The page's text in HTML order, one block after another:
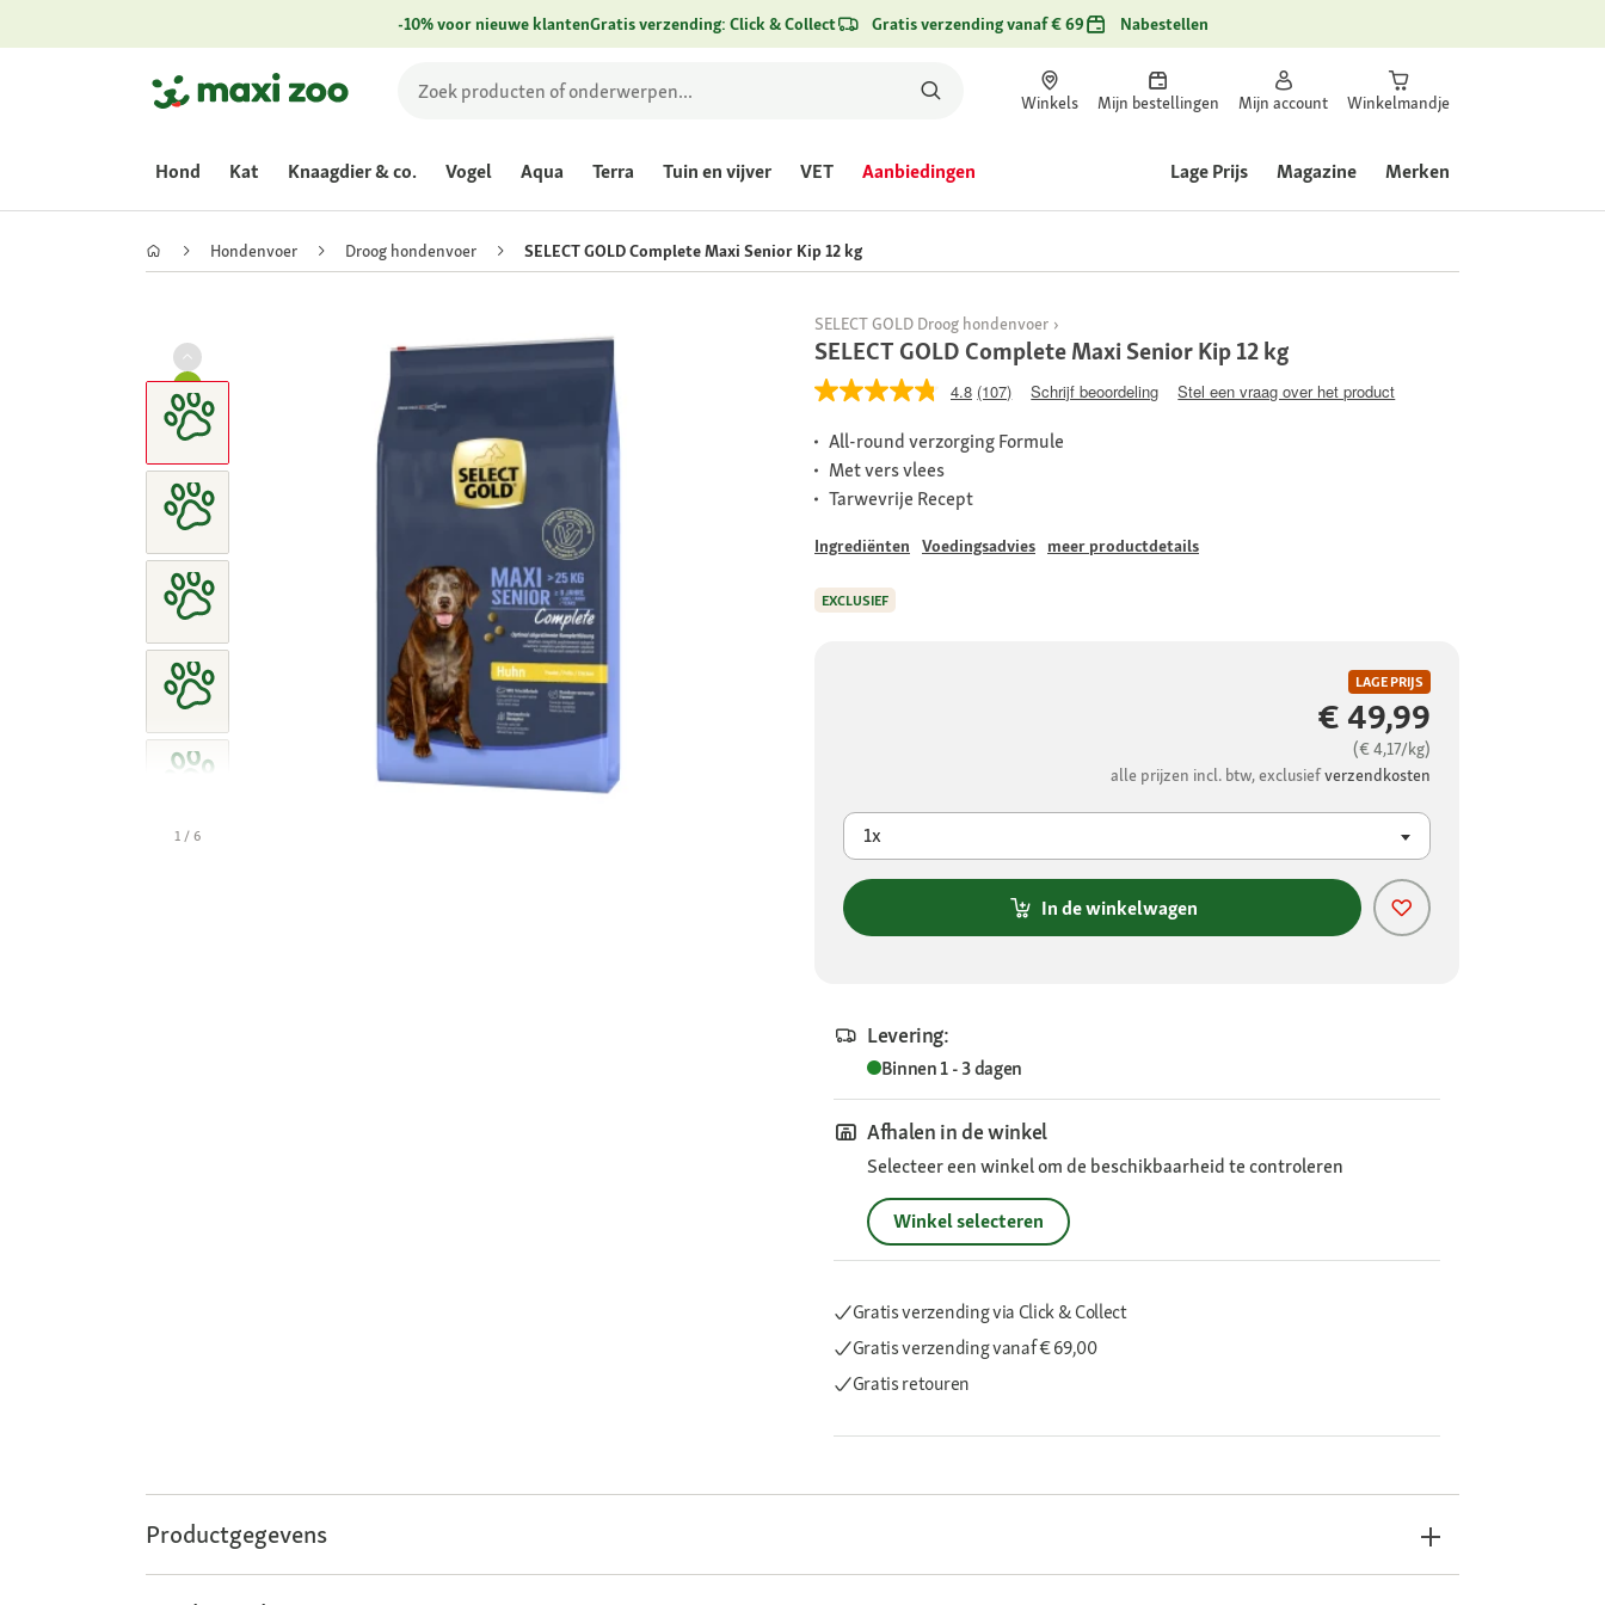
-10% voor nieuwe klantenGratis verzending: Click & Collect Gratis verzending vanaf € 69 Nabestellen
Winkels Mijn bestellingen Mijn account Winkelmandje
Hond Kat Knaagdier & co. Vogel Aqua Terra Tuin en vijver VET Aanbiedingen Lage Prijs Magazine Merken
Hondenvoer Droog hondenvoer SELECT GOLD Complete Maxi Senior Kip 12 kg
1 / 6
SELECT GOLD Droog hondenvoer
SELECT GOLD Complete Maxi Senior Kip 12 kg
4.8 (107) Schrijf beoordeling Stel een vraag over het product
All-round verzorging Formule
Met vers vlees
Tarwevrije Recept
Ingrediënten Voedingsadvies meer productdetails
EXCLUSIEF
LAGE PRIJS
€ 49,99
(€ 4,17/kg)
alle prijzen incl. btw, exclusiefverzendkosten
1x
In de winkelwagen
Levering:
Binnen 1 - 3 dagen
Afhalen in de winkel
Selecteer een winkel om de beschikbaarheid te controleren
Winkel selecteren
Gratis verzending via Click & Collect
Gratis verzendingvanaf € 69,00
Gratis retouren
Productgegevens